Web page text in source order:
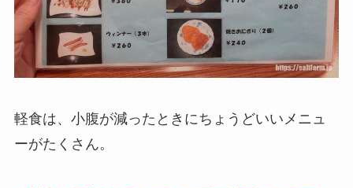
軽食は、小腹が減ったときにちょうどいいメニュ
ーがたくさん。